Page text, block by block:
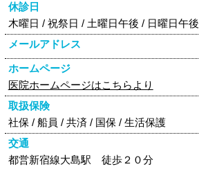
休診日
木曜日 / 祝祭日 / 土曜日午後 / 日曜日午後
メールアドレス
ホームページ
医院ホームページはこちらより
取扱保険
社保 / 船員 / 共済 / 国保 / 生活保護
交通
都営新宿線大島駅 徒歩２０分